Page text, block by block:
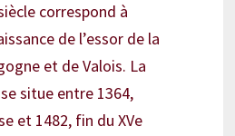
correspond à
de l’essor de la
et de Valois. La
situe entre 1364,
et 1482, fin du XVe